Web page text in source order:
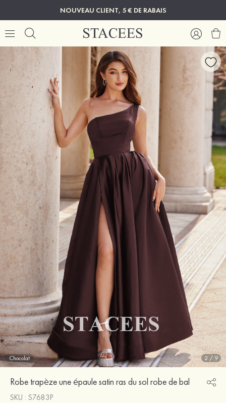
NOUVEAU CLIENT, 5 € DE RABAIS
Chocolat 2 /9
Robe trapèze une épaule satin ras du sol robe de bal
SKU : S7683P